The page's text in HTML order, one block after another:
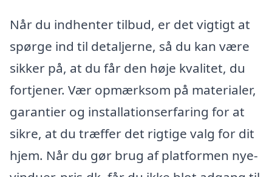
Når du indhenter tilbud, er det vigtigt at
spørge ind til detaljerne, så du kan være
sikker på, at du får den høje kvalitet, du
fortjener. Vær opmærksom på materialer,
garantier og installationserfaring for at
sikre, at du træffer det rigtige valg for dit
hjem. Når du gør brug af platformen nye-